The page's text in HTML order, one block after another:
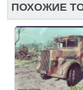
ПОХОЖИЕ